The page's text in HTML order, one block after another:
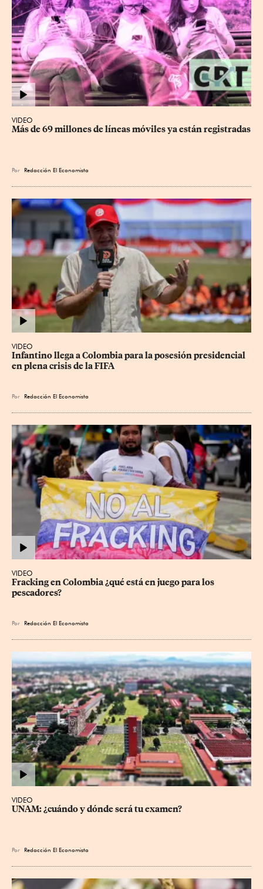
VIDEO
Más de 69 millones de líneas móviles ya están registradas
Por Redacción El Economista
VIDEO
Infantino llega a Colombia para la posesión presidencial
en plena crisis de la FIFA
Por Redacción El Economista
VIDEO
Fracking en Colombia ¿qué está en juego para los
pescadores?
Por Redacción El Economista
VIDEO
UNAM: ¿cuándo y dónde será tu examen?
Por Redacción El Economista